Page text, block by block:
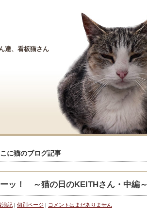
達、看板猫さん
に猫のブログ記事
ッ！ ～猫の日のKEITHさん・中編～
浪記 | 個別ページ | コメントはまだありません